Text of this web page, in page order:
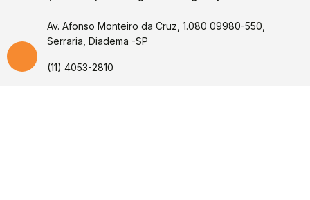
Av. Afonso Monteiro da Cruz, 1.080 09980-550,
Serraria, Diadema -SP
(11) 4053-2810